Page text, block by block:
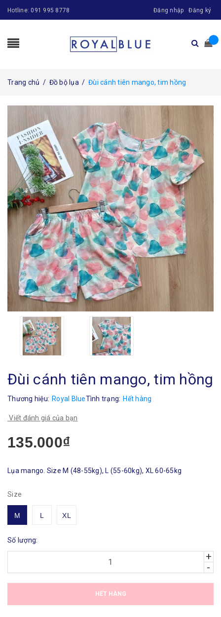
Hotline: 091 995 8778 Đăng nhập Đăng ký
Trang chủ / Đồ bộ lụa / Đùi cánh tiên mango, tim hồng
Đùi cánh tiên mango, tim hồng
Thương hiệu: Royal BlueTình trạng: Hết hàng
Viết đánh giá của bạn
135.000₫
Lụa mango. Size M (48-55kg), L (55-60kg), XL 60-65kg
Size
M L XL
Số lượng:
+
-
HẾT HÀNG